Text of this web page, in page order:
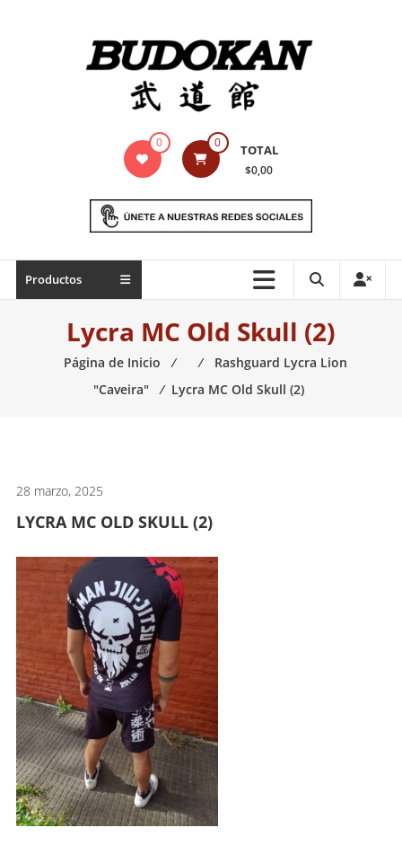
Indumentaria
marciales
Todo
necesario
0 0 TOTAL
$0,00
Productos
Lycra MC Old Skull (2)
Página de Inicio ⁄ ⁄
Rashguard Lycra Lion
"Caveira"
⁄ Lycra MC Old Skull (2)
28 marzo, 2025
LYCRA MC OLD SKULL (2)